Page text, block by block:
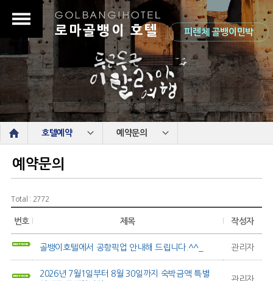
로마골뱅이 호텔 피렌체 골뱅이민박
호텔예약 예약문의
예약문의
Total : 2772
번호 제목 작성자
골뱅이호텔에서 공항픽업 안내해 드립니다.^^_ 관리자
2026년 7월1일부터 8월 30일까지 숙박금액 특별
관리자